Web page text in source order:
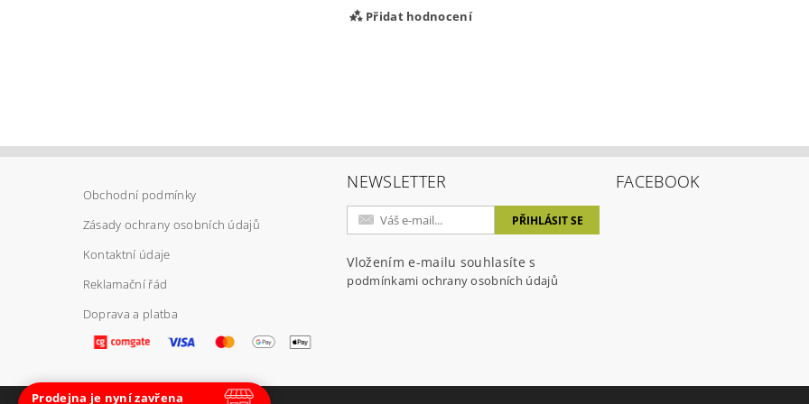
Přidat hodnocení
Obchodní podmínky
Zásady ochrany osobních údajů
Kontaktní údaje
Reklamační řád
Doprava a platba
NEWSLETTER
Vložením e-mailu souhlasíte s
podmínkami ochrany osobních údajů
FACEBOOK
Prodejna je nyní zavřena